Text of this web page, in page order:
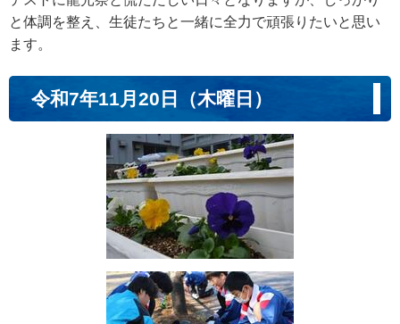
と体調を整え、生徒たちと一緒に全力で頑張りたいと思い
ます。
令和7年11月20日（木曜日）